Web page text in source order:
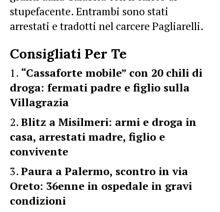
stupefacente. Entrambi sono stati
arrestati e tradotti nel carcere Pagliarelli.
Consigliati Per Te
“Cassaforte mobile” con 20 chili di
droga: fermati padre e figlio sulla
Villagrazia
Blitz a Misilmeri: armi e droga in
casa, arrestati madre, figlio e
convivente
Paura a Palermo, scontro in via
Oreto: 36enne in ospedale in gravi
condizioni